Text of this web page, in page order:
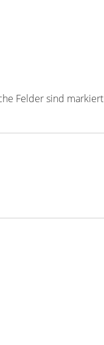
Felder sind markiert